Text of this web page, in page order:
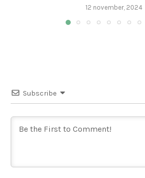
12 november, 2024
Subscribe